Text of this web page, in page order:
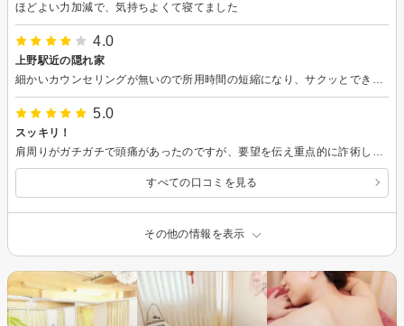
ほどよい力加減で、気持ちよくて寝てました
4.0
上野駅近の隠れ家
5.0
スッキリ！
すべての口コミを見る
その他の情報を表示